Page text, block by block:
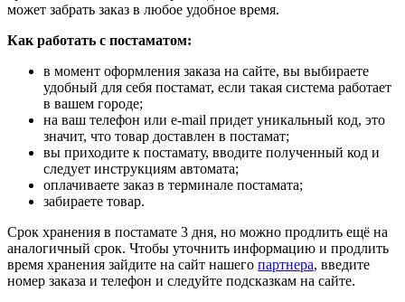
может забрать заказ в любое удобное время.
Как работать с постаматом:
в момент оформления заказа на сайте, вы выбираете
удобный для себя постамат, если такая система работает
в вашем городе;
на ваш телефон или e-mail придет уникальный код, это
значит, что товар доставлен в постамат;
вы приходите к постамату, вводите полученный код и
следует инструкциям автомата;
оплачиваете заказ в терминале постамата;
забираете товар.
Срок хранения в постамате 3 дня, но можно продлить ещё на
аналогичный срок. Чтобы уточнить информацию и продлить
время хранения зайдите на сайт нашего партнера, введите
номер заказа и телефон и следуйте подсказкам на сайте.